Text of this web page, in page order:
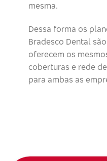
mesma.
Dessa forma os
Bradesco Dental
oferecem os
coberturas e rede
para ambas as